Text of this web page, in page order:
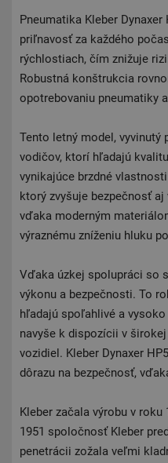
Pneumatika Kleber
priľnavosť za každého
rýchlostiach, čím znižuje
Robustná konštrukcia
opotrebovaniu pneumatiky
Tento letný model,
vodičov, ktorí hľadajú
vynikajúce brzdné
ktorý zvyšuje bezpečnosť
vďaka moderným
výraznému zníženiu hluku
Vďaka úzkej spolupráci so
výkonu a bezpečnosti. To
hľadajú spoľahlivé a
navyše k dispozícii v
vozidiel. Kleber Dynaxer
dôrazu na bezpečnosť,
Kleber začala výrobu v
1951 spoločnosť Kleber
penetrácii zožala veľmi